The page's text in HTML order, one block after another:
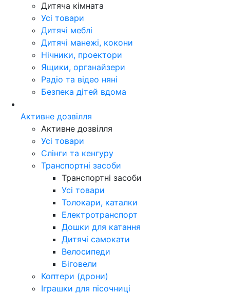
Дитяча кімната
Усі товари
Дитячі меблі
Дитячі манежі, кокони
Нічники, проектори
Ящики, органайзери
Радіо та відео няні
Безпека дітей вдома
Активне дозвілля
Активне дозвілля
Усі товари
Слінги та кенгуру
Транспортні засоби
Транспортні засоби
Усі товари
Толокари, каталки
Електротранспорт
Дошки для катання
Дитячі самокати
Велосипеди
Біговели
Коптери (дрони)
Іграшки для пісочниці